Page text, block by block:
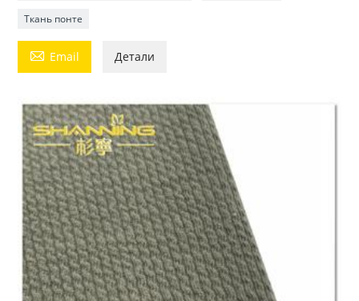
Ткань понте
 Email Детали